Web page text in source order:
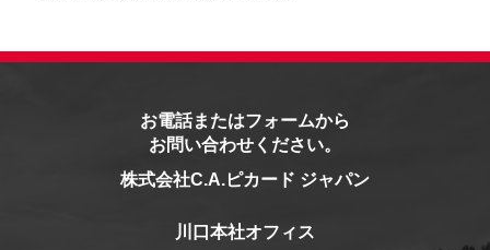
お電話またはフォームから
お問い合わせください。
株式会社C.A.ピカード ジャパン
川口本社オフィス